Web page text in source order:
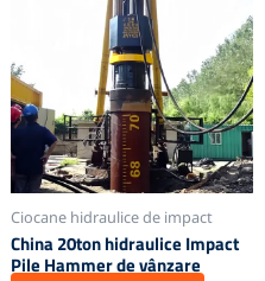
Ciocane hidraulice de impact
China 20ton hidraulice Impact
Pile Hammer de vânzare